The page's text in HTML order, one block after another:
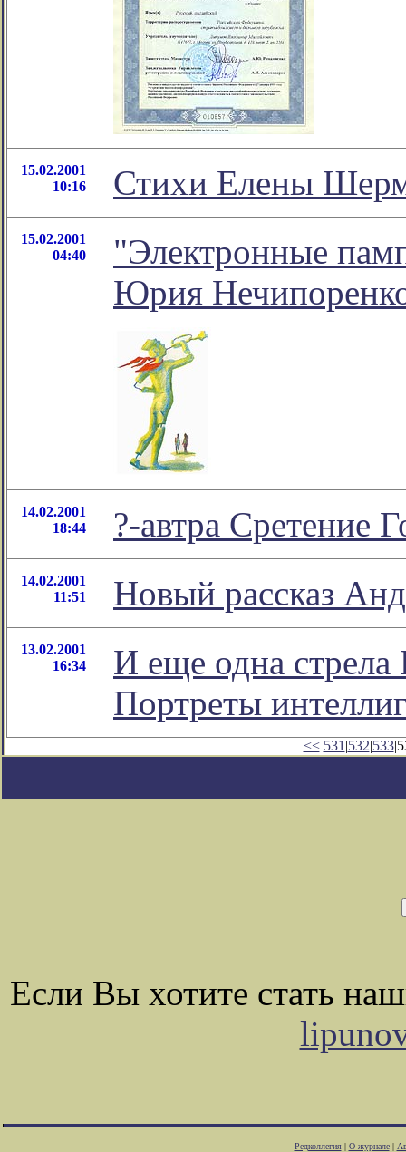
15.02.2001
10:16
Стихи Елены
15.02.2001
04:40
"Электронные
Юрия
14.02.2001
18:44
?-автра Сретение
14.02.2001
11:51
Новый рассказ
13.02.2001
16:34
И еще одна
Портреты
<< 531 |532|533
Если Вы хотите стать
Редколлегия| О журнале|